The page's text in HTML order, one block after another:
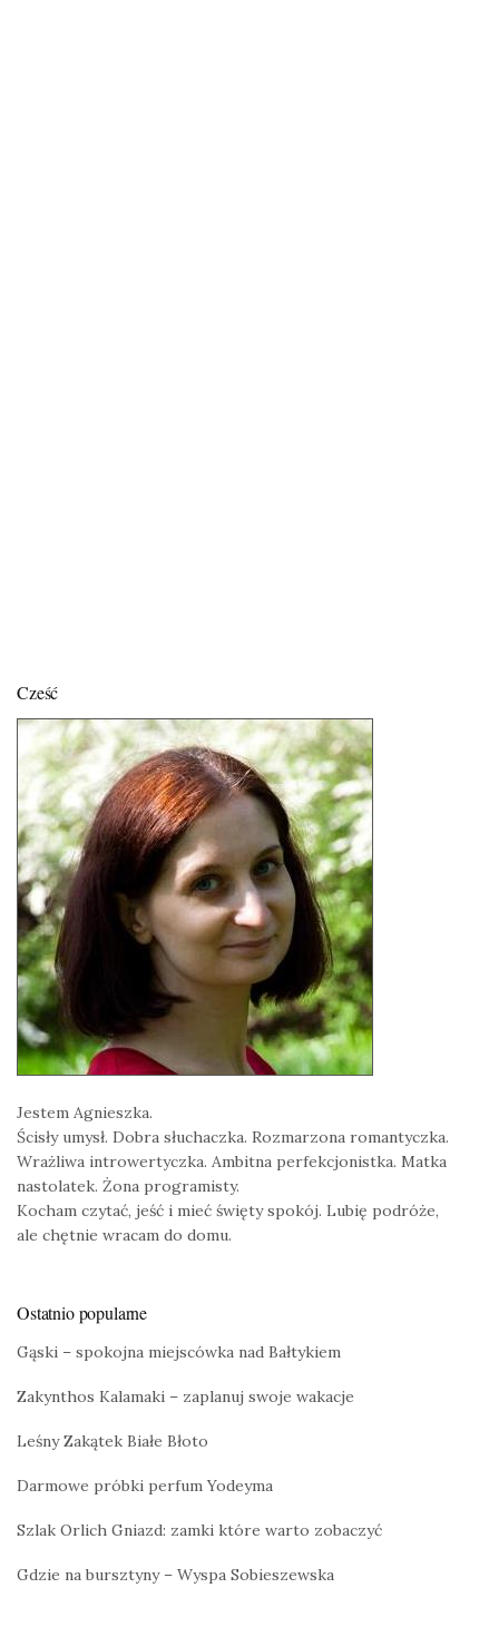
Cześć
Jestem Agnieszka.
Ścisły umysł. Dobra słuchaczka. Rozmarzona romantyczka.
Wrażliwa introwertyczka. Ambitna perfekcjonistka. Matka
nastolatek. Żona programisty.
Kocham czytać, jeść i mieć święty spokój. Lubię podróże,
ale chętnie wracam do domu.
Ostatnio popularne
Gąski – spokojna miejscówka nad Bałtykiem
Zakynthos Kalamaki – zaplanuj swoje wakacje
Leśny Zakątek Białe Błoto
Darmowe próbki perfum Yodeyma
Szlak Orlich Gniazd: zamki które warto zobaczyć
Gdzie na bursztyny – Wyspa Sobieszewska